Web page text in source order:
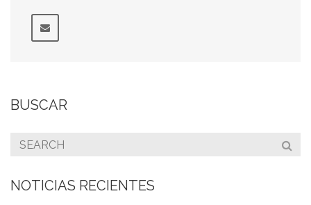
BUSCAR
NOTICIAS RECIENTES